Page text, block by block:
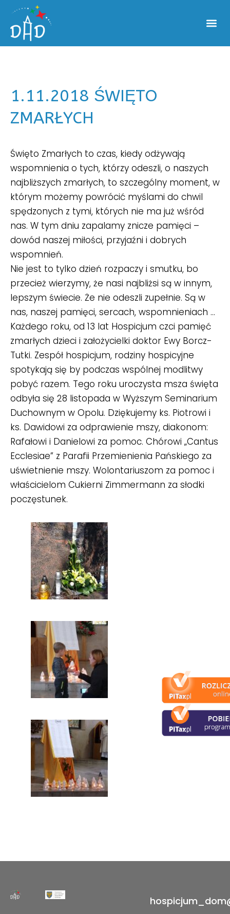
1.11.2018 ŚWIĘTO
ZMARŁYCH
Święto Zmarłych to czas, kiedy odżywają
wspomnienia o tych, którzy odeszli, o naszych
najbliższych zmarłych, to szczególny moment, w
którym możemy powrócić myślami do chwil
spędzonych z tymi, których nie ma już wśród
nas. W tym dniu zapalamy znicze pamięci –
dowód naszej miłości, przyjaźni i dobrych
wspomnień.
Nie jest to tylko dzień rozpaczy i smutku, bo
przecież wierzymy, że nasi najbliżsi są w innym,
lepszym świecie. Że nie odeszli zupełnie. Są w
nas, naszej pamięci, sercach, wspomnieniach …
Każdego roku, od 13 lat Hospicjum czci pamięć
zmarłych dzieci i założycielki doktor Ewy Borcz-
Tutki. Zespół hospicjum, rodziny hospicyjne
spotykają się by podczas wspólnej modlitwy
pobyć razem. Tego roku uroczysta msza święta
odbyła się 28 listopada w Wyższym Seminarium
Duchownym w Opolu. Dziękujemy ks. Piotrowi i
ks. Dawidowi za odprawienie mszy, diakonom:
Rafałowi i Danielowi za pomoc. Chórowi „Cantus
Ecclesiae” z Parafii Przemienienia Pańskiego za
uświetnienie mszy. Wolontariuszom za pomoc i
właścicielom Cukierni Zimmermann za słodki
poczęstunek.